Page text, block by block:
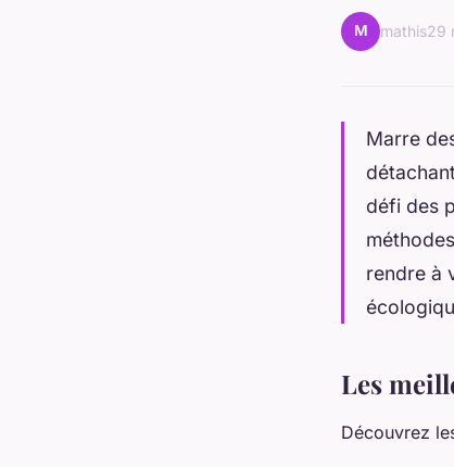
M mathis29
Marre
défi des
rendre à
Les
Découvrez